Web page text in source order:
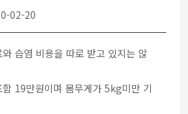
02-20
습염 비용을 따로 받고 있지는 않
19만원이며 몸무게가 5kg미만 기